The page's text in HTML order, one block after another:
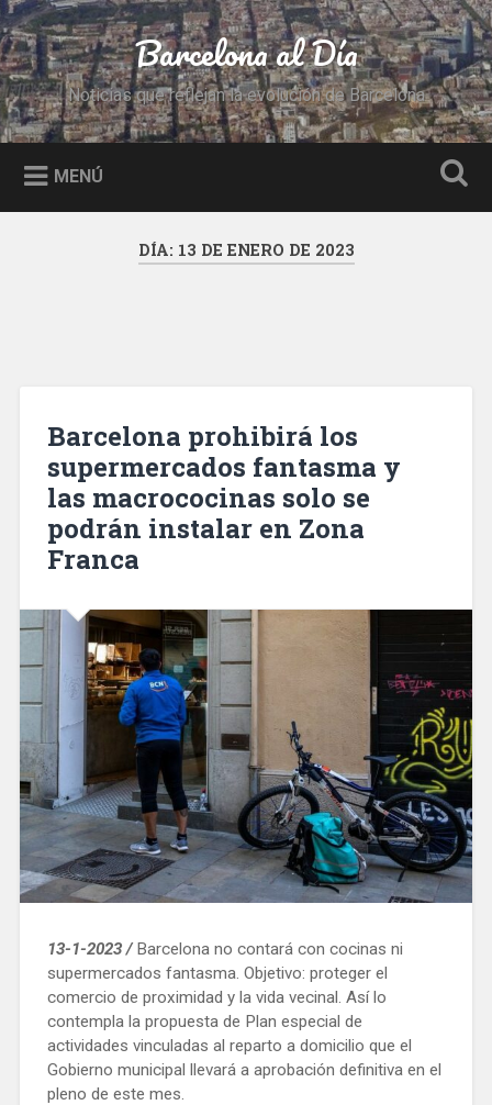
Saltar
al
contenido
Buscar Barcelona al Día
Noticias que reflejan la evolución de Barcelona
MENÚ
DÍA: 13 DE ENERO DE 2023
Barcelona prohibirá los
supermercados fantasma y
las macrococinas solo se
podrán instalar en Zona
Franca
13-1-2023 /Barcelona no contará con cocinas ni
supermercados fantasma. Objetivo: proteger el
comercio de proximidad y la vida vecinal. Así lo
contempla la propuesta de Plan especial de
actividades vinculadas al reparto a domicilio que el
Gobierno municipal llevará a aprobación definitiva en el
pleno de este mes.